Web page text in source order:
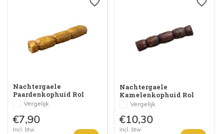
Nachtergaele
Paardenkophuid Rol
Vergelijk
€7,90
Incl. btw
Nachtergaele
Kamelenkophuid Rol
Vergelijk
€10,30
Incl. btw